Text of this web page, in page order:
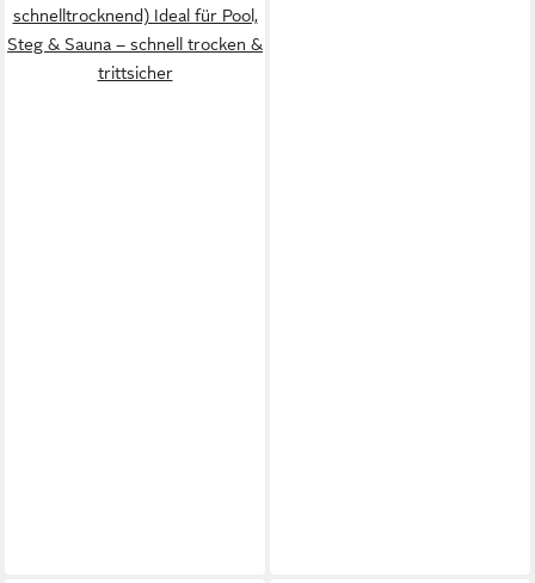
schnelltrocknend) Ideal für Pool,
Steg & Sauna – schnell trocken &
trittsicher